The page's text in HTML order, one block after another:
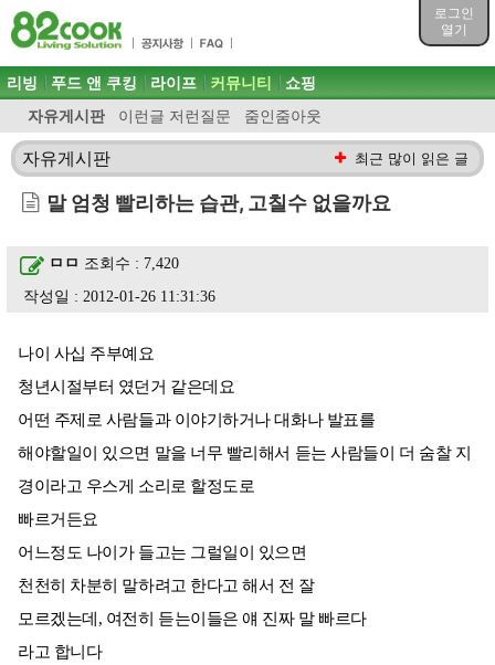
로그인
열기
목차
주메뉴 바로가기
컨텐츠 바로가기
검색 바로가기
로그인 바로가기
주메뉴
리빙 푸드 앤 쿠킹 라이프 커뮤니티
자유게시판 이런글 저런질문 줌인줌아웃
쇼핑
자유게시판 최근 많이 읽은 글
말 엄청 빨리하는 습관, 고칠수 없을까요
ㅁㅁ 조회수 : 7,420
작성일 : 2012-01-26 11:31:36
나이 사십 주부예요
청년시절부터 였던거 같은데요
어떤 주제로 사람들과 이야기하거나 대화나 발표를
해야할일이 있으면 말을 너무 빨리해서 듣는 사람들이 더 숨찰 지
경이라고 우스게 소리로 할정도로
빠르거든요
어느정도 나이가 들고는 그럴일이 있으면
천천히 차분히 말하려고 한다고 해서 전 잘
모르겠는데, 여전히 듣는이들은 얘 진짜 말 빠르다
라고 합니다